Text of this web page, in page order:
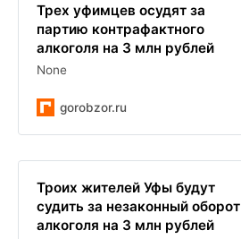
Трех уфимцев осудят за
партию контрафактного
алкоголя на 3 млн рублей
None
gorobzor.ru
Троих жителей Уфы будут
судить за незаконный оборот
алкоголя на 3 млн рублей